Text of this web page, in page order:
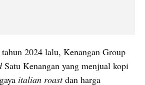
tahun 2024 lalu, Kenangan Group
italian roast dan harga